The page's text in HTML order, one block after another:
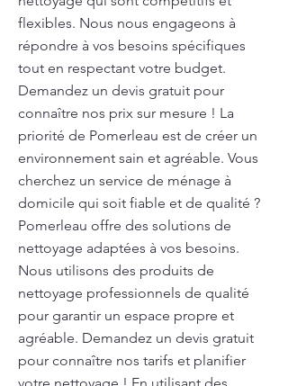
flexibles. Nous nous engageons à
répondre à vos besoins spécifiques
tout en respectant votre budget.
Demandez un devis gratuit pour
connaître nos prix sur mesure ! La
priorité de Pomerleau est de créer un
environnement sain et agréable. Vous
cherchez un service de ménage à
domicile qui soit fiable et de qualité ?
Pomerleau offre des solutions de
nettoyage adaptées à vos besoins.
Nous utilisons des produits de
nettoyage professionnels de qualité
pour garantir un espace propre et
agréable. Demandez un devis gratuit
pour connaître nos tarifs et planifier